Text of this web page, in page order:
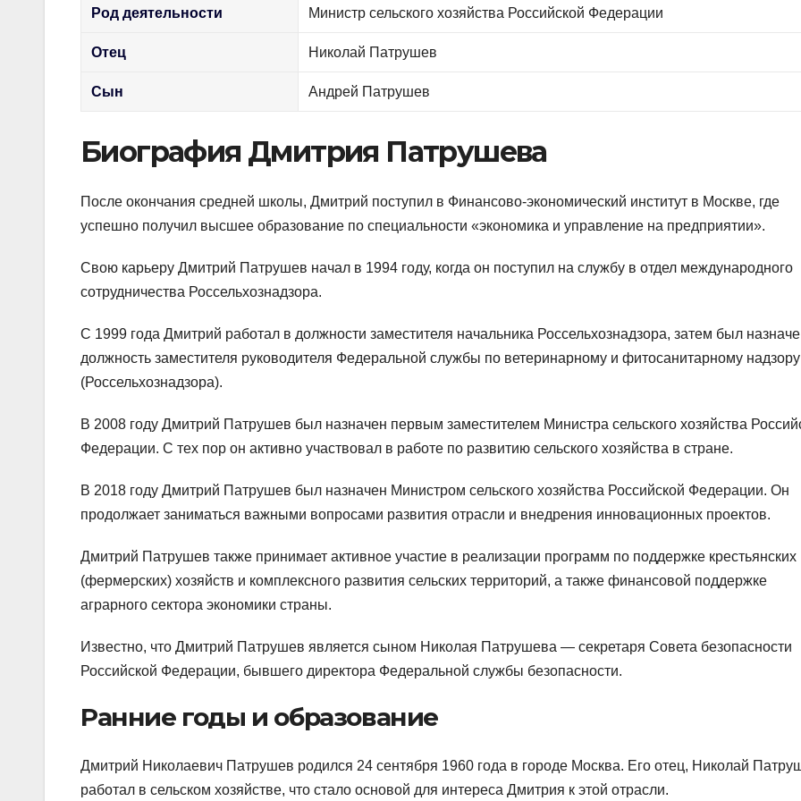
Род деятельности Министр сельского хозяйства Российской Федерации
Отец Николай Патрушев
Сын Андрей Патрушев
Биография Дмитрия Патрушева
После окончания средней школы, Дмитрий поступил в Финансово-экономический институт в Москве, где
успешно получил высшее образование по специальности «экономика и управление на предприятии».
Свою карьеру Дмитрий Патрушев начал в 1994 году, когда он поступил на службу в отдел международного
сотрудничества Россельхознадзора.
С 1999 года Дмитрий работал в должности заместителя начальника Россельхознадзора, затем был
должность заместителя руководителя Федеральной службы по ветеринарному и фитосанитарному надзору
(Россельхознадзора).
В 2008 году Дмитрий Патрушев был назначен первым заместителем Министра сельского хозяйства
Федерации. С тех пор он активно участвовал в работе по развитию сельского хозяйства в стране.
В 2018 году Дмитрий Патрушев был назначен Министром сельского хозяйства Российской Федерации. Он
продолжает заниматься важными вопросами развития отрасли и внедрения инновационных проектов.
Дмитрий Патрушев также принимает активное участие в реализации программ по поддержке крестьянских
(фермерских) хозяйств и комплексного развития сельских территорий, а также финансовой поддержке
аграрного сектора экономики страны.
Известно, что Дмитрий Патрушев является сыном Николая Патрушева — секретаря Совета безопасности
Российской Федерации, бывшего директора Федеральной службы безопасности.
Ранние годы и образование
Дмитрий Николаевич Патрушев родился 24 сентября 1960 года в городе Москва. Его отец, Николай
работал в сельском хозяйстве, что стало основой для интереса Дмитрия к этой отрасли.